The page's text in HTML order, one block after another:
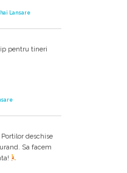
Lansare
pentru tineri
deschise
Sa facem